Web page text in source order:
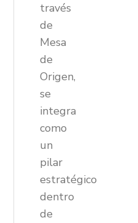
través
de
Mesa
de
Origen,
se
integra
como
un
pilar
estratégico
dentro
de